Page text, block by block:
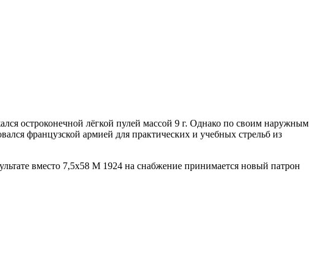
остроконечной лёгкой пулей массой 9 г. Однако по своим наружным
французской армией для практических и учебных стрельб из
вместо 7,5x58 М 1924 на снабжение принимается новый патрон